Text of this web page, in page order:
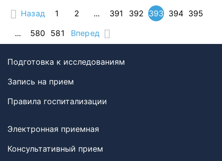
Назад 1 2 ... 391 392 393 394 395
...
580 581 Вперед
Подготовка к исследованиям
Запись на прием
Правила госпитализации
Электронная приемная
Консультативный прием